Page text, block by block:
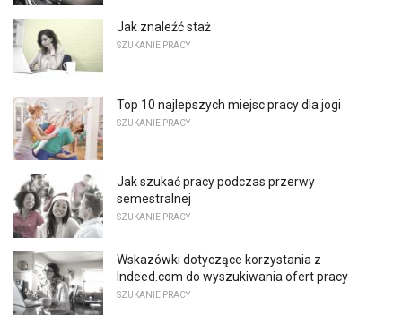
Jak znaleźć staż
SZUKANIE PRACY
Top 10 najlepszych miejsc pracy dla jogi
SZUKANIE PRACY
Jak szukać pracy podczas przerwy
semestralnej
SZUKANIE PRACY
Wskazówki dotyczące korzystania z
Indeed.com do wyszukiwania ofert pracy
SZUKANIE PRACY